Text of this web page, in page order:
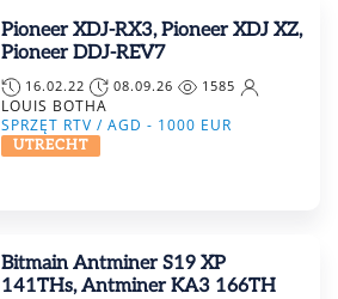
Pioneer XDJ-RX3, Pioneer XDJ XZ,
Pioneer DDJ-REV7
16.02.22 08.09.26 1585
LOUIS BOTHA
SPRZĘT RTV / AGD - 1000 EUR
UTRECHT
Bitmain Antminer S19 XP
141THs, Antminer KA3 166TH